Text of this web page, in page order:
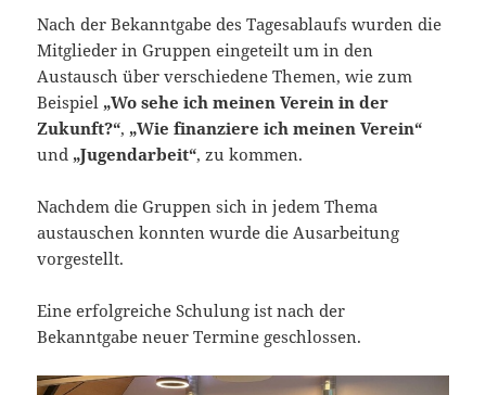
Nach der Bekanntgabe des Tagesablaufs wurden die
Mitglieder in Gruppen eingeteilt um in den
Austausch über verschiedene Themen, wie zum
Beispiel „Wo sehe ich meinen Verein in der
Zukunft?“, „Wie finanziere ich meinen Verein“
und „Jugendarbeit“, zu kommen.
Nachdem die Gruppen sich in jedem Thema
austauschen konnten wurde die Ausarbeitung
vorgestellt.
Eine erfolgreiche Schulung ist nach der
Bekanntgabe neuer Termine geschlossen.